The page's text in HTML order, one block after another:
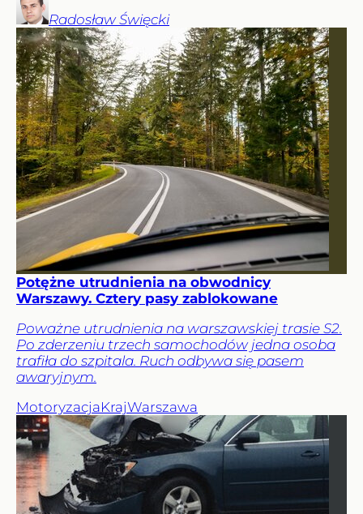
Radosław Święcki
Potężne utrudnienia na obwodnicy
Warszawy. Cztery pasy zablokowane
Poważne utrudnienia na warszawskiej trasie S2.
Po zderzeniu trzech samochodów jedna osoba
trafiła do szpitala. Ruch odbywa się pasem
awaryjnym.
MotoryzacjaKrajWarszawa